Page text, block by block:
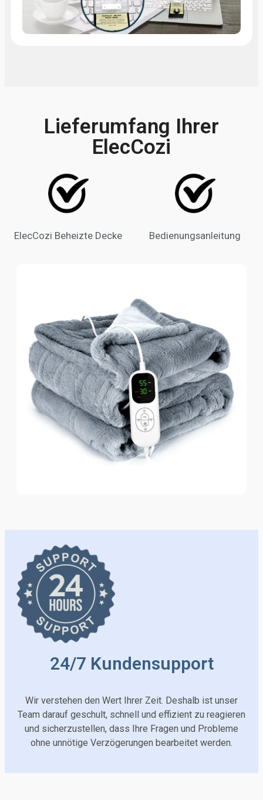
Lieferumfang Ihrer
ElecCozi
ElecCozi Beheizte Decke Bedienungsanleitung
24/7 Kundensupport
Wir verstehen den Wert Ihrer Zeit. Deshalb ist unser
Team darauf geschult, schnell und effizient zu reagieren
und sicherzustellen, dass Ihre Fragen und Probleme
ohne unnötige Verzögerungen bearbeitet werden.